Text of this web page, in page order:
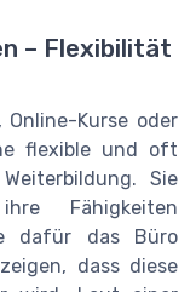
– Flexibilität
Online-Kurse oder
flexible und oft
Sie
Fähigkeiten
dafür das Büro
dass diese